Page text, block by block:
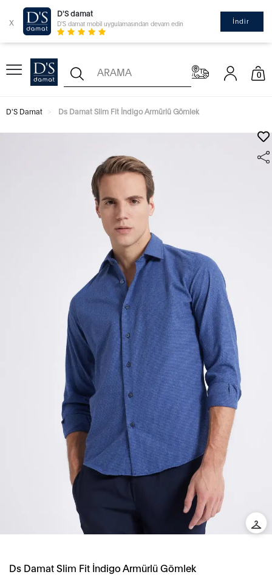
x
D'S damat
D'S damat mobil uygulamasından devam edin İndir
0
D'S Damat Ds Damat Slim Fit İndigo Armürlü Gömlek
Ds Damat Slim Fit İndigo Armürlü Gömlek